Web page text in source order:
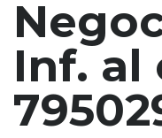
Inf. al